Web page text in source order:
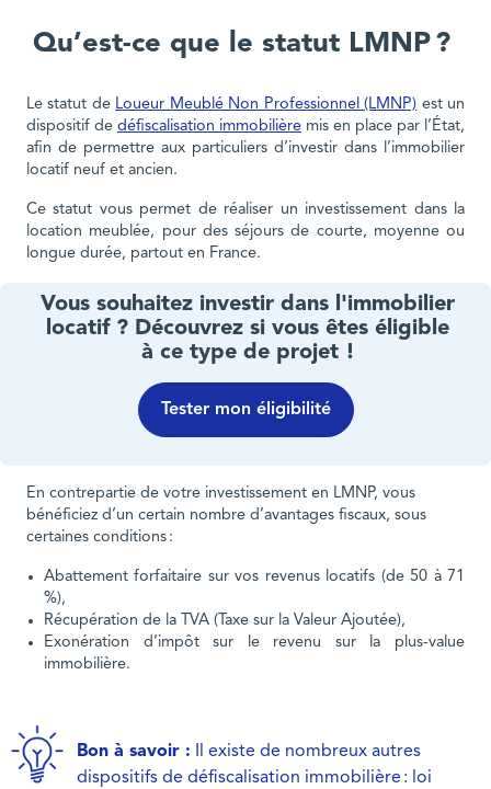
Qu’est-ce que le statut LMNP ?
Le statut de Loueur Meublé Non Professionnel (LMNP) est un
dispositif de défiscalisation immobilière mis en place par l’État,
afin de permettre aux particuliers d’investir dans l’immobilier
locatif neuf et ancien.
Ce statut vous permet de réaliser un investissement dans la
location meublée, pour des séjours de courte, moyenne ou
longue durée, partout en France.
Vous souhaitez investir dans l'immobilier
locatif ? Découvrez si vous êtes éligible
à ce type de projet !
Tester mon éligibilité
En contrepartie de votre investissement en LMNP, vous
bénéficiez d’un certain nombre d’avantages fiscaux, sous
certaines conditions :
Abattement forfaitaire sur vos revenus locatifs (de 50 à 71
%),
Récupération de la TVA (Taxe sur la Valeur Ajoutée),
Exonération d’impôt sur le revenu sur la plus-value
immobilière.
Bon à savoir : Il existe de nombreux autres
dispositifs de défiscalisation immobilière : loi